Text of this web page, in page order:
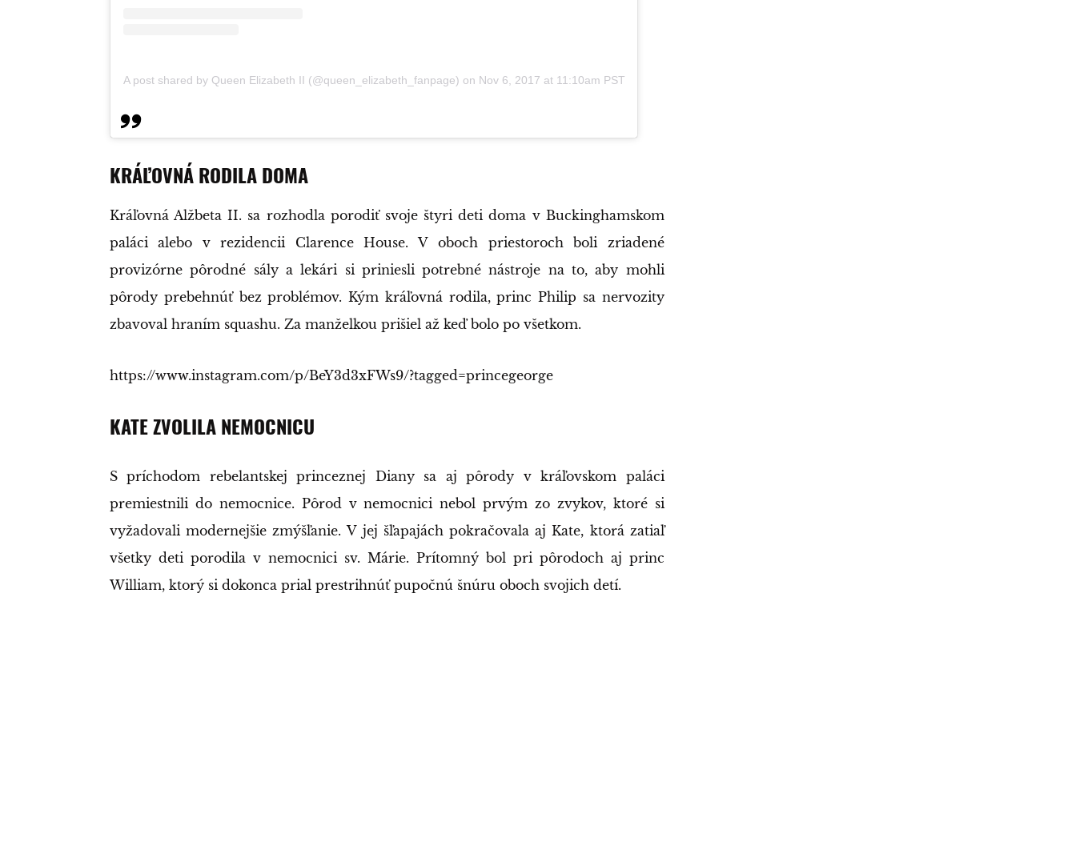
A post shared by Queen Elizabeth II (@queen_elizabeth_fanpage) on Nov 6, 2017 at 11:10am PST
KRÁĽOVNÁ RODILA DOMA
Kráľovná Alžbeta II. sa rozhodla porodiť svoje štyri deti doma v Buckinghamskom
paláci alebo v rezidencii Clarence House. V oboch priestoroch boli zriadené
provizórne pôrodné sály a lekári si priniesli potrebné nástroje na to, aby mohli
pôrody prebehnúť bez problémov. Kým kráľovná rodila, princ Philip sa nervozity
zbavoval hraním squashu. Za manželkou prišiel až keď bolo po všetkom.
https://www.instagram.com/p/BeY3d3xFWs9/?tagged=princegeorge
KATE ZVOLILA NEMOCNICU
S príchodom rebelantskej princeznej Diany sa aj pôrody v kráľovskom paláci
premiestnili do nemocnice. Pôrod v nemocnici nebol prvým zo zvykov, ktoré si
vyžadovali modernejšie zmýšľanie. V jej šľapajách pokračovala aj Kate, ktorá zatiaľ
všetky deti porodila v nemocnici sv. Márie. Prítomný bol pri pôrodoch aj princ
William, ktorý si dokonca prial prestrihnúť pupočnú šnúru oboch svojich detí.